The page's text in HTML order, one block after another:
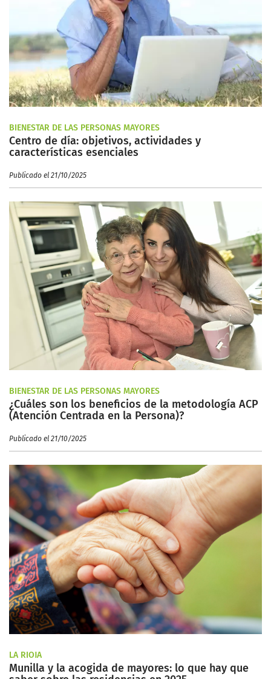
BIENESTAR DE LAS PERSONAS MAYORES
Centro de día: objetivos, actividades y
características esenciales
Publicado el 21/10/2025
BIENESTAR DE LAS PERSONAS MAYORES
¿Cuáles son los beneficios de la metodología ACP
(Atención Centrada en la Persona)?
Publicado el 21/10/2025
LA RIOJA
Munilla y la acogida de mayores: lo que hay que